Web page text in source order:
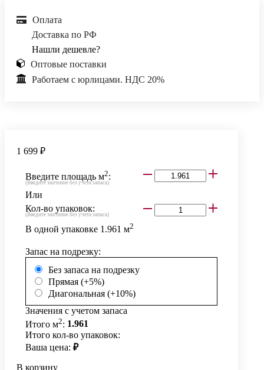
Оплата
Доставка по РФ
Нашли дешевле?
Оптовые поставки
Работаем с юрлицами. НДС 20%
1 699 ₽
Введите площадь м2:
(Введите значение без учета запаса)
Или
Кол-во упаковок:
(Введите значение без учета запаса)
В одной упаковке 1.961 м2
Запас на подрезку:
Без запаса на подрезку
Прямая (+5%)
Диагональная (+10%)
Значения с учетом запаса
Итого м2: 1.961
Итого кол-во упаковок:
Ваша цена: ₽
В корзину